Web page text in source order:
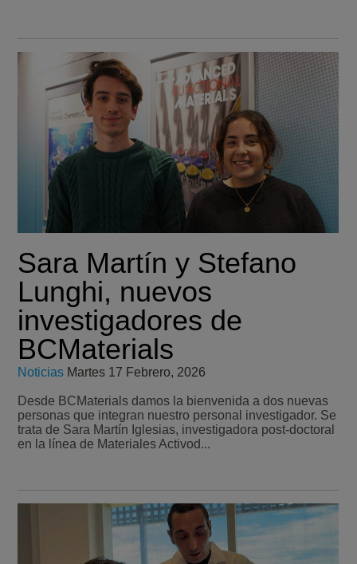
Sara Martín y Stefano
Lunghi, nuevos
investigadores de
BCMaterials
Noticias Martes 17 Febrero, 2026
Desde BCMaterials damos la bienvenida a dos nuevas
personas que integran nuestro personal investigador. Se
trata de Sara Martín Iglesias, investigadora post-doctoral
en la línea de Materiales Activod...